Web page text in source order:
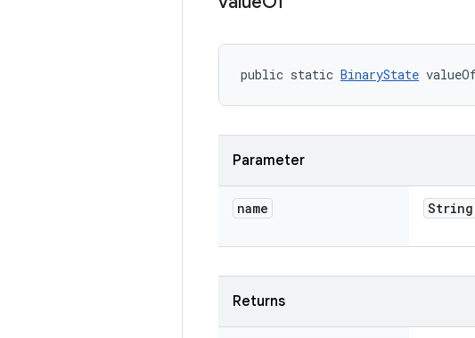
public static BinaryState
Parameter
name String
Returns